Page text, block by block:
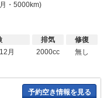
・5000km)
月
排気
2000cc
修復
無し
予約空き情報を見る